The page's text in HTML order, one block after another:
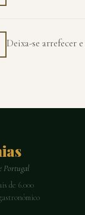
Deixa-se arrefecer
Portugal
de 6.000